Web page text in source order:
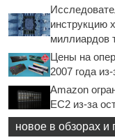
инструкцию
миллиардов
Цены на
2007 года
Amazon
EC2 из-за
новое в обзорах и